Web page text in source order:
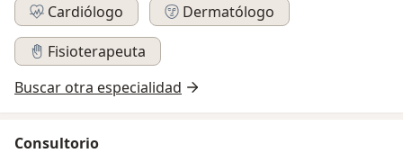
Cardiólogo
Dermatólogo
Fisioterapeuta
Buscar otra especialidad
Consultorio